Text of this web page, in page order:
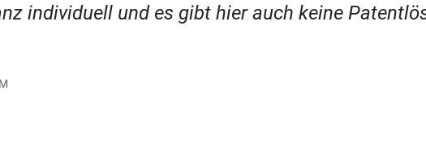
individuell und es gibt hier auch keine